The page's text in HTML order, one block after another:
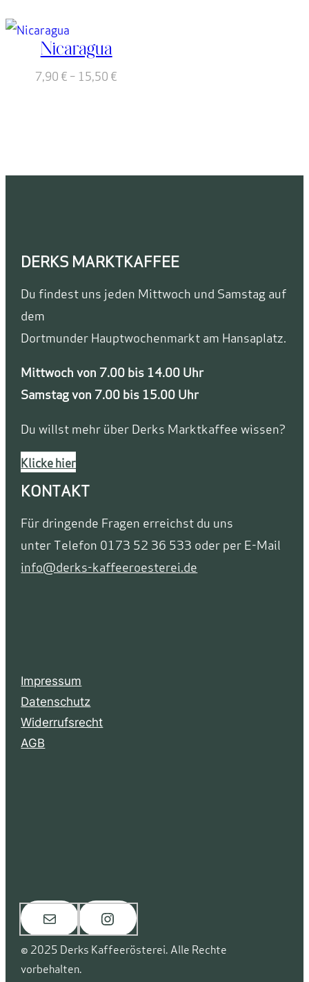
Nicaragua
7,90 € – 15,50 €
DERKS MARKTKAFFEE
Du findest uns jeden Mittwoch und Samstag auf
dem
Dortmunder Hauptwochenmarkt am Hansaplatz.
Mittwoch von 7.00 bis 14.00 Uhr
Samstag von 7.00 bis 15.00 Uhr
Du willst mehr über Derks Marktkaffee wissen?
Klicke hier
KONTAKT
Für dringende Fragen erreichst du uns
unter Telefon 0173 52 36 533 oder per E-Mail
info@derks-kaffeeroesterei.de
Impressum
Datenschutz
Widerrufsrecht
AGB
E-Mail Instagram
© 2025 Derks Kaffeerösterei. Alle Rechte
vorbehalten.